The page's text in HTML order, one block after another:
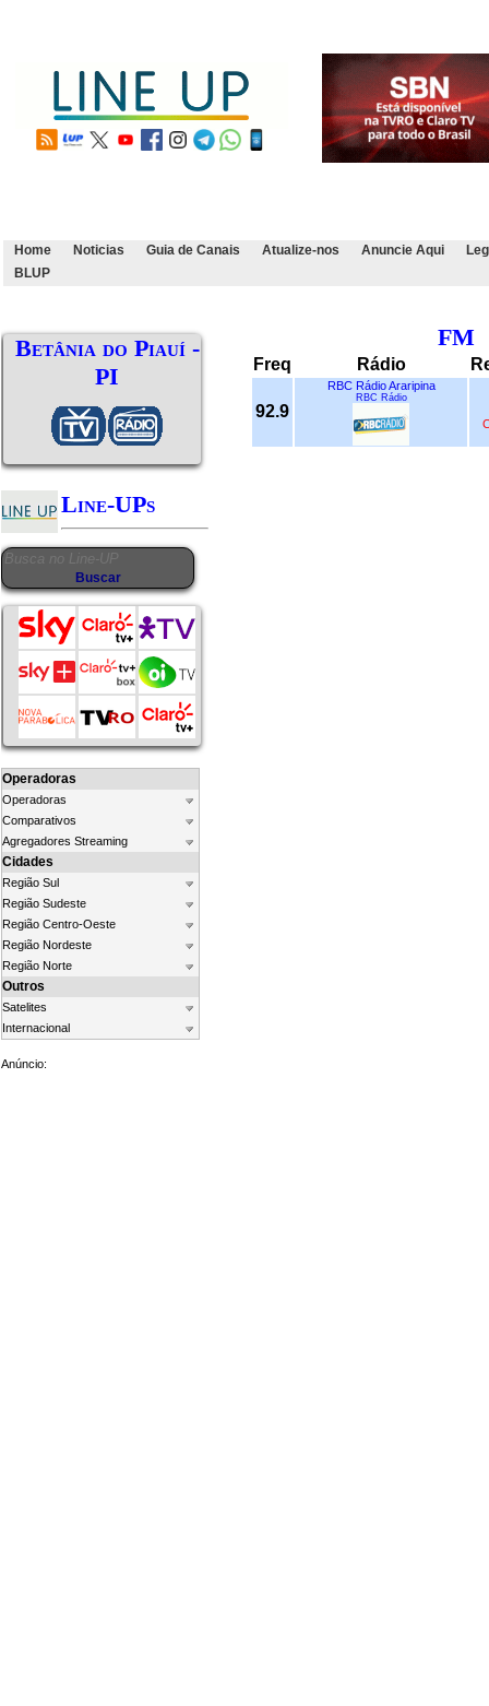
Home Noticias Guia de Canais Atualize-nos Anuncie Aqui
BLUP
Betânia do Piauí -
PI
Line-UPs
Operadoras
Operadoras
Comparativos
Agregadores Streaming
Cidades
Região Sul
Região Sudeste
Região Centro-Oeste
Região Nordeste
Região Norte
Outros
Satelites
Internacional
Anúncio:
FM
Freq Rádio
92.9
RBC Rádio Araripina
RBC Rádio